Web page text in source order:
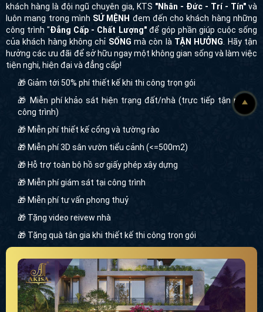
khách hàng là đội ngũ chuyên gia, KTS "Nhân - Đức - Trí - Tín" và
luôn mang trong mình SỨ MỆNH đem đến cho khách hàng những
công trình "Đẳng Cấp - Chất Lượng"để góp phần giúp cuộc sống
của khách hàng không chỉ SỐNG mà còn là TẬN HƯỞNG . Hãy tận
hưởng các ưu đãi để sở hữu ngay một không gian sống và làm việc
tiện nghi, hiện đại và đẳng cấp!
🎁 Giảm tới 50% phí thiết kế khi thi công trọn gói
🎁 Miễn phí khảo sát hiện trạng đất/nhà (trực tiếp tận nơi
công trình)
🎁 Miễn phí thiết kế cổng và tường rào
🎁 Miễn phí 3D sân vườn tiểu cảnh (<=500m2)
🎁 Hỗ trợ toàn bộ hồ sơ giấy phép xây dựng
🎁 Miễn phí giám sát tại công trình
🎁 Miễn phí tư vấn phong thuỷ
🎁 Tặng video reivew nhà
🎁 Tặng quà tân gia khi thiết kế thi công trọn gói